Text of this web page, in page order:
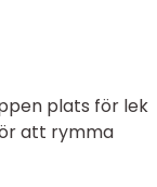
plats för lek
att rymma